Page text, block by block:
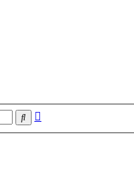
Suche